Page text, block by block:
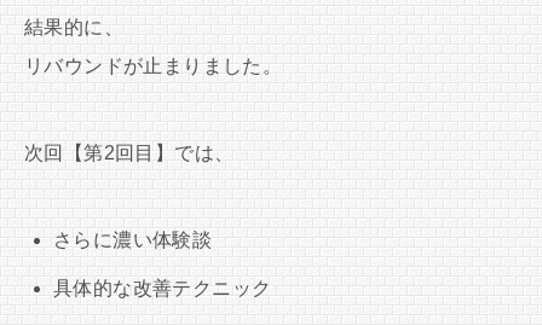
結果的に、
リバウンドが止まりました。
次回【第2回目】では、
さらに濃い体験談
具体的な改善テクニック